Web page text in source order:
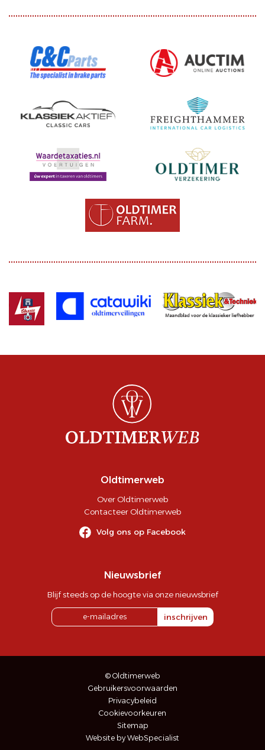
Oldtimerweb
Over Oldtimerweb
Contacteer Oldtimerweb
Volg ons op Facebook
Nieuwsbrief
Blijf steeds op de hoogte via onze nieuwsbrief
inschrijven
© Oldtimerweb
Gebruikersvoorwaarden
Privacybeleid
Cookievoorkeuren
Sitemap
Website by WebSpecialist